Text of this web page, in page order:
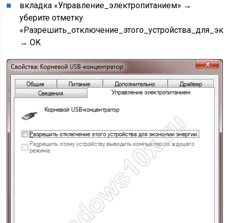
вкладка «Управление_электропитанием» →
уберите отметку
→ OK